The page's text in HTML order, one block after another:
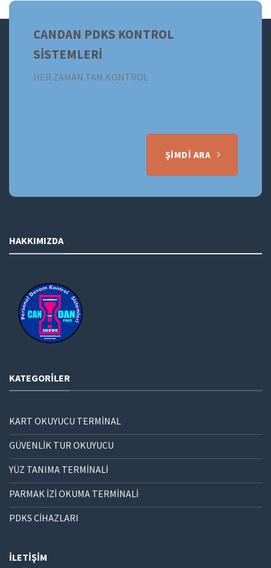
CANDAN PDKS KONTROL
SİSTEMLERİ
HER ZAMAN TAM KONTROL
ŞIMDI ARA
HAKKIMIZDA
KATEGORILER
KART OKUYUCU TERMİNAL
GÜVENLİK TUR OKUYUCU
YÜZ TANIMA TERMİNALİ
PARMAK İZİ OKUMA TERMİNALİ
PDKS CİHAZLARI
İLETIŞIM